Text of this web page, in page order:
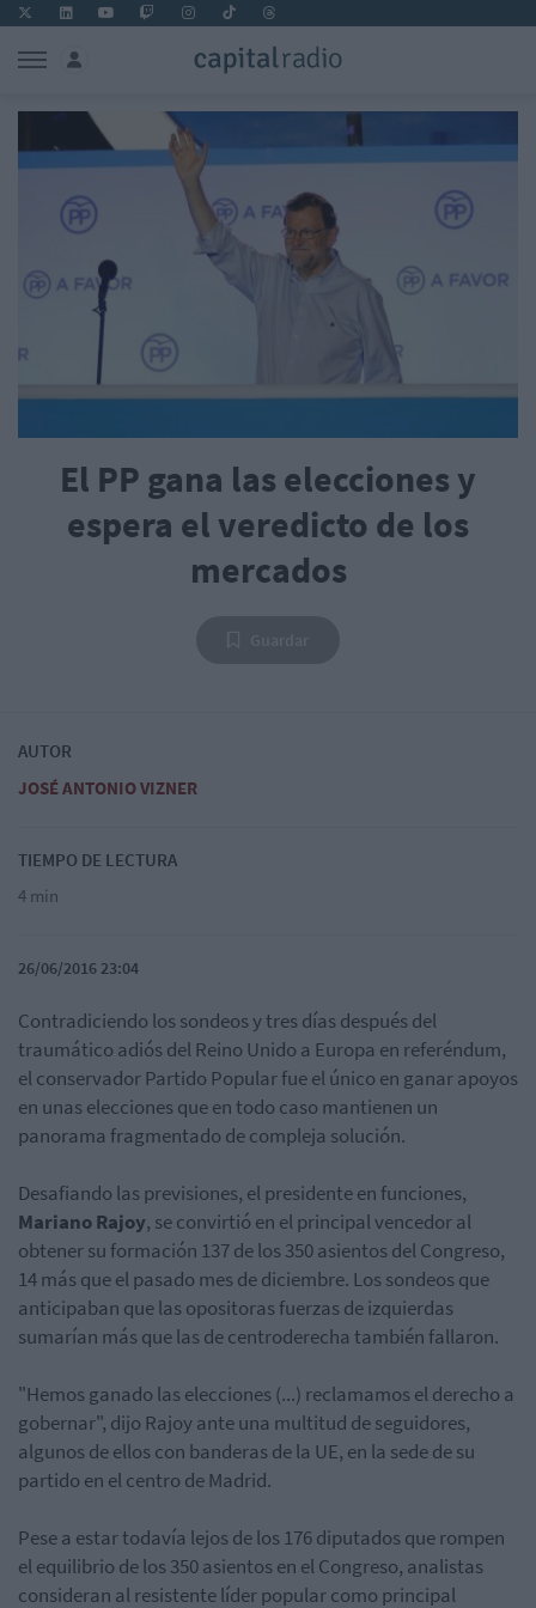
El PP gana las elecciones y
espera el veredicto de los
mercados
AUTOR
JOSÉ ANTONIO VIZNER
TIEMPO DE LECTURA
4 min
26/06/2016 23:04
Contradiciendo los sondeos y tres días después del
traumático adiós del Reino Unido a Europa en referéndum,
el conservador Partido Popular fue el único en ganar apoyos
en unas elecciones que en todo caso mantienen un
panorama fragmentado de compleja solución.
Desafiando las previsiones, el presidente en funciones,
Mariano Rajoy, se convirtió en el principal vencedor al
obtener su formación 137 de los 350 asientos del Congreso,
14 más que el pasado mes de diciembre. Los sondeos que
anticipaban que las opositoras fuerzas de izquierdas
sumarían más que las de centroderecha también fallaron.
"Hemos ganado las elecciones (...) reclamamos el derecho a
gobernar", dijo Rajoy ante una multitud de seguidores,
algunos de ellos con banderas de la UE, en la sede de su
partido en el centro de Madrid.
Pese a estar todavía lejos de los 176 diputados que rompen
el equilibrio de los 350 asientos en el Congreso, analistas
consideran al resistente líder popular como principal